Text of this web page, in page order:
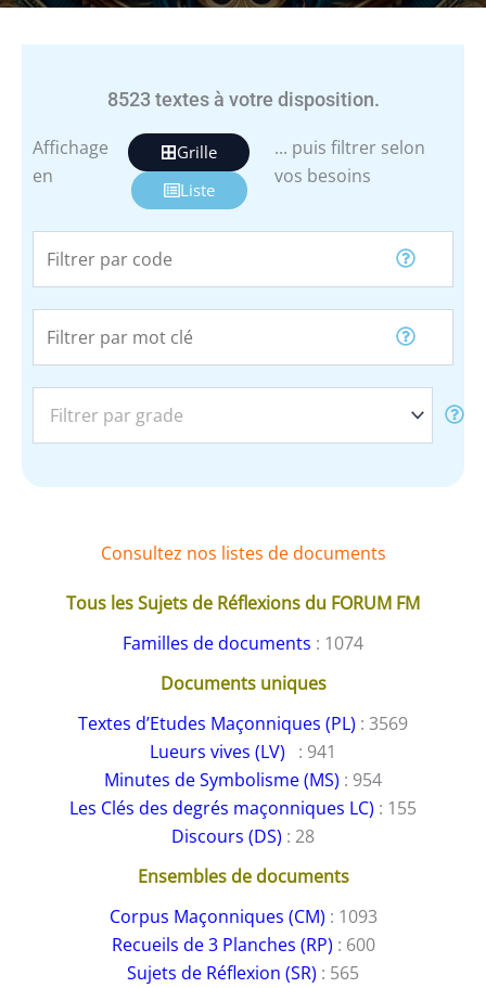
8523textes à votre disposition.
Affichage
en
Grille
Liste
... puis filtrer selon
vos besoins
Consultez nos listes de documents
Tous les Sujets de Réflexions du FORUM FM
Familles de documents : 1074
Documents uniques
Textes d’Etudes Maçonniques (PL) : 3569
Lueurs vives (LV) : 941
Minutes de Symbolisme (MS) : 954
Les Clés des degrés maçonniques LC) : 155
Discours (DS) : 28
Ensembles de documents
Corpus Maçonniques (CM) : 1093
Recueils de 3 Planches (RP) : 600
Sujets de Réflexion (SR) : 565